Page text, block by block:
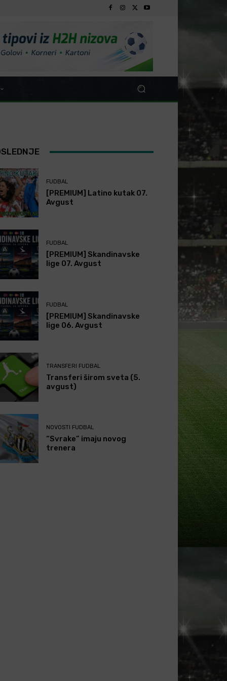
FUDBAL
[PREMIUM] Latino kutak 07.
Avgust
FUDBAL
[PREMIUM] Skandinavske
lige 07. Avgust
FUDBAL
[PREMIUM] Skandinavske
lige 06. Avgust
TRANSFERI FUDBAL
Transferi širom sveta (5.
avgust)
NOVOSTI FUDBAL
“Svrake” imaju novog
trenera